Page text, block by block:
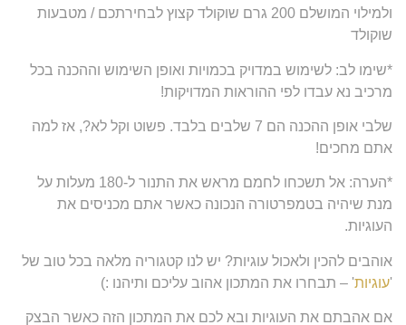
ולמילוי המושלם 200 גרם שוקולד קצוץ לבחירתכם / מטבעות
שוקולד
*שימו לב: לשימוש במדויק בכמויות ואופן השימוש וההכנה בכל
מרכיב נא עבדו לפי ההוראות המדויקות!
שלבי אופן ההכנה הם 7 שלבים בלבד. פשוט וקל לא?, אז למה
אתם מחכים!
*הערה: אל תשכחו לחמם מראש את התנור ל-180 מעלות על
מנת שיהיה בטמפרטורה הנכונה כאשר אתם מכניסים את
העוגיות.
אוהבים להכין ולאכול עוגיות? יש לנו קטגוריה מלאה בכל טוב של
'עוגיות' – תבחרו את המתכון אהוב עליכם ותיהנו :)
אם אהבתם את העוגיות ובא לכם את המתכון הזה כאשר הבצק